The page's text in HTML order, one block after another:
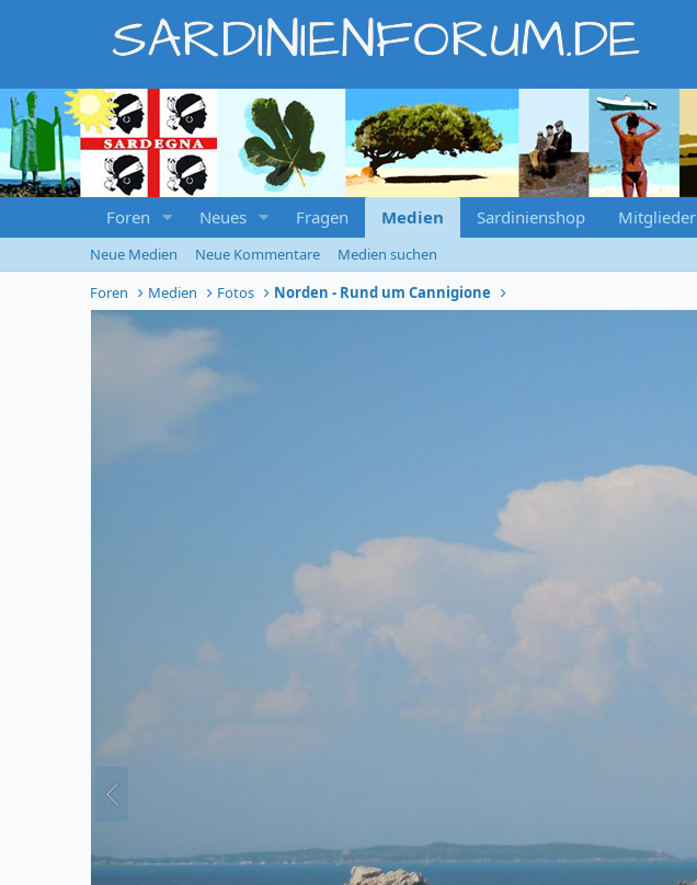
SARDINIENFORUM.DE
Foren Neues Fragen Medien Sardinienshop Mitglieder
Neue Medien Neue Kommentare
Medien suchen
Foren
Medien Fotos Norden - Rund um Cannigione